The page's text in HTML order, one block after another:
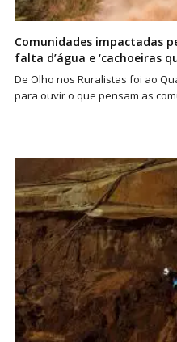
Comunidades impactadas
falta d’água e ‘cachoeiras
De Olho nos Ruralistas foi ao
para ouvir o que pensam as